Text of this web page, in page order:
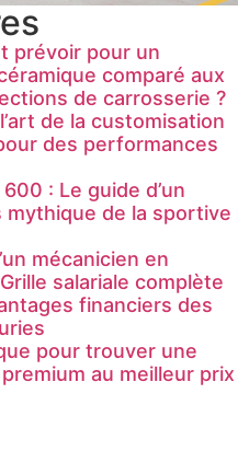
prévoir pour un
comparé aux
de carrosserie ?
de la customisation
des performances
: Le guide d’un
mythique de la sportive
mécanicien en
salariale complète
financiers des
pour trouver une
au meilleur prix